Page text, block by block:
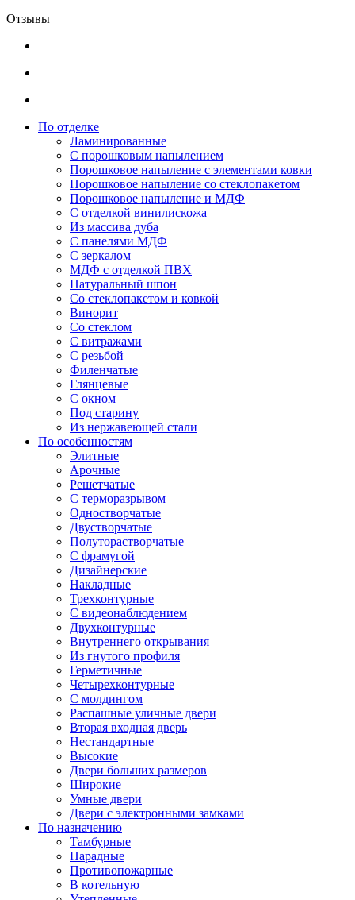
Отзывы
По отделке
Ламинированные
С порошковым напылением
Порошковое напыление с элементами ковки
Порошковое напыление со стеклопакетом
Порошковое напыление и МДФ
С отделкой винилискожа
Из массива дуба
С панелями МДФ
С зеркалом
МДФ с отделкой ПВХ
Натуральный шпон
Со стеклопакетом и ковкой
Винорит
Со стеклом
С витражами
С резьбой
Филенчатые
Глянцевые
С окном
Под старину
Из нержавеющей стали
По особенностям
Элитные
Арочные
Решетчатые
С терморазрывом
Одностворчатые
Двустворчатые
Полуторастворчатые
С фрамугой
Дизайнерские
Накладные
Трехконтурные
С видеонаблюдением
Двухконтурные
Внутреннего открывания
Из гнутого профиля
Герметичные
Четырехконтурные
С молдингом
Распашные уличные двери
Вторая входная дверь
Нестандартные
Высокие
Двери больших размеров
Широкие
Умные двери
Двери с электронными замками
По назначению
Тамбурные
Парадные
Противопожарные
В котельную